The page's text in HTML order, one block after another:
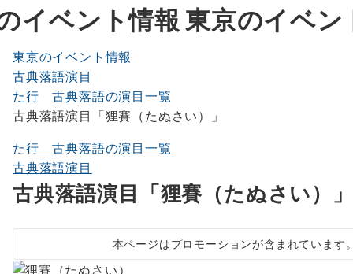
東京のイベン
東京のイベント情報
古典落語演目
た行 古典落語の演目一覧
古典落語演目「狸賽（たぬさい）」
た行 古典落語の演目一覧
古典落語演目
古典落語演目「狸賽（たぬさい）」
本ページはプロモーションが含まれています